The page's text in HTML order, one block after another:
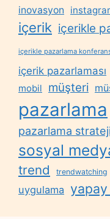
inovasyon
içerik içerikle
içerikle pazarlama
içerik pazarlaması
mobil müşteri
pazarlama
pazarlama
sosyal
trend trendwatching
uygulama